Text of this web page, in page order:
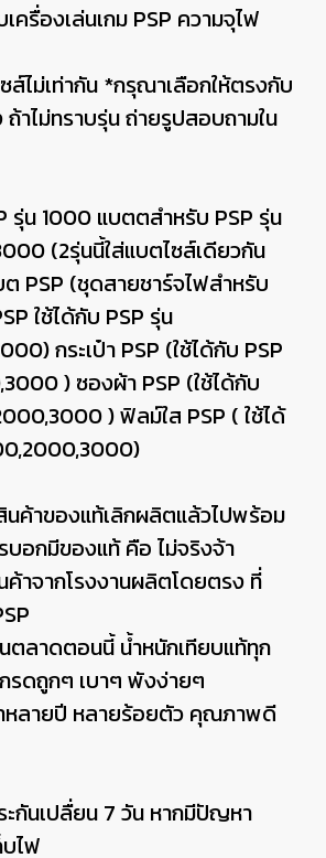
ครื่องเล่นเกม PSP ความจุไฟ
ส์ไม่เท่ากัน *กรุณาเลือกให้ตรงกับ
ถ้าไม่ทราบรุ่น ถ่ายรูปสอบถามใน
รุ่น 1000 แบตตสำหรับ PSP รุ่น
(2รุ่นนี้ใส่แบตไซส์เดียวกัน
PSP (ชุดสายชาร์จไฟสำหรับ
ใช้ได้กับ PSP รุ่น
กระเป๋า PSP (ใช้ได้กับ PSP
) ซองผ้า PSP (ใช้ได้กับ
) ฟิลม์ใส PSP ( ใช้ได้
นค้าของแท้เลิกผลิตแล้วไปพร้อม
บอกมีของแท้ คือ ไม่จริงจ้า
ค้าจากโรงงานผลิตโดยตรง ที่
ลาดตอนนี้ น้ำหนักเทียบแท้ทุก
กรดถูกๆ เบาๆ พังง่ายๆ
หลายปี หลายร้อยตัว คุณภาพดี
ะกันเปลื่ยน 7 วัน หากมีปัญหา
บไฟ